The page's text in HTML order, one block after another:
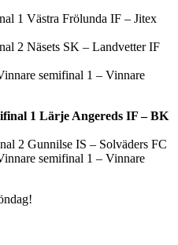
1 Västra Frölunda IF – Jitex
2 Näsets SK – Landvetter IF
semifinal 1 – Vinnare
1 Lärje Angereds IF – BK
2 Gunnilse IS – Solväders FC
semifinal 1 – Vinnare